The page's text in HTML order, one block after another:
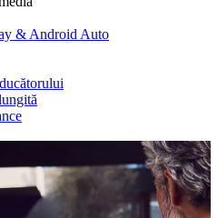
& Android Auto